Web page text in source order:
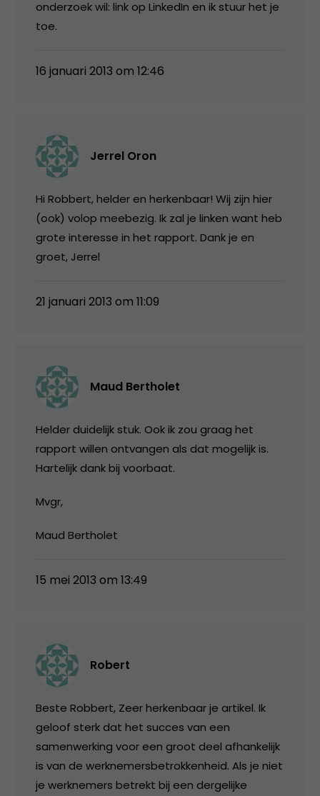
onderzoek wil: link op LinkedIn en ik stuur het je
toe.
16 januari 2013 om 12:46
Jerrel Oron
Hi Robbert, helder en herkenbaar! Wij zijn hier
(ook) volop meebezig. Ik zal je linken want heb
grote interesse in het rapport. Dank je en
groet, Jerrel
21 januari 2013 om 11:09
Maud Bertholet
Helder duidelijk stuk. Ook ik zou graag het
rapport willen ontvangen als dat mogelijk is.
Hartelijk dank bij voorbaat.
Mvgr,
Maud Bertholet
15 mei 2013 om 13:49
Robert
Beste Robbert, Zeer herkenbaar je artikel. Ik
geloof sterk dat het succes van een
samenwerking voor een groot deel afhankelijk
is van de werknemersbetrokkenheid. Als je niet
je werknemers betrekt bij een dergelijke